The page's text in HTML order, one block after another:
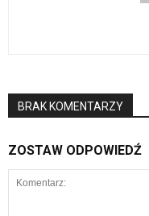
BRAK KOMENTARZY
ZOSTAW ODPOWIEDŹ